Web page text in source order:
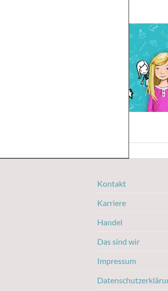
Kontakt
Karriere
Handel
Das sind wir
Impressum